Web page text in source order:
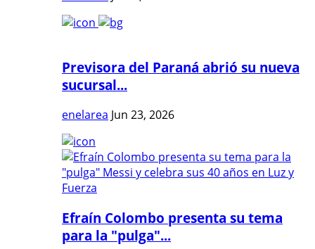
Previsora del Paraná abrió su nueva
sucursal...
enelarea Jun 23, 2026
Efraín Colombo presenta su tema
para la "pulga"...